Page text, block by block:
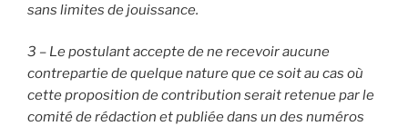
sans limites de jouissance.
3 – Le postulant accepte de ne recevoir aucune
contrepartie de quelque nature que ce soit au cas où
cette proposition de contribution serait retenue par le
comité de rédaction et publiée dans un des numéros